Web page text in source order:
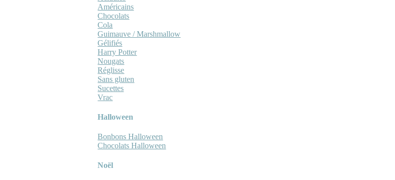
Américains
Chocolats
Cola
Guimauve / Marshmallow
Gélifiés
Harry Potter
Nougats
Réglisse
Sans gluten
Sucettes
Vrac
Halloween
Bonbons Halloween
Chocolats Halloween
Noël